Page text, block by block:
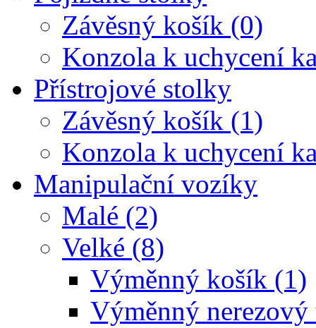
Závěsný košík (0)
Konzola k uchycení
Přístrojové stolky
Závěsný košík (1)
Konzola k uchycení
Manipulační vozíky
Malé (2)
Velké (8)
Výměnný košík (1)
Výměnný nerezový